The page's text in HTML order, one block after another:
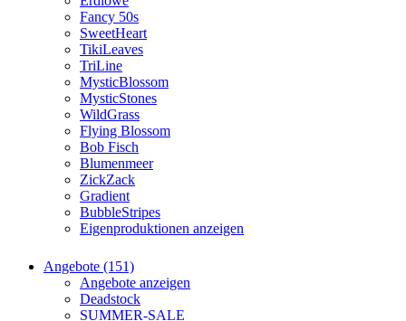
Fancy 50s
SweetHeart
TikiLeaves
TriLine
MysticBlossom
MysticStones
WildGrass
Flying Blossom
Bob Fisch
Blumenmeer
ZickZack
Gradient
BubbleStripes
Eigenproduktionen anzeigen
Angebote (151)
Angebote anzeigen
Deadstock
SUMMER-SALE